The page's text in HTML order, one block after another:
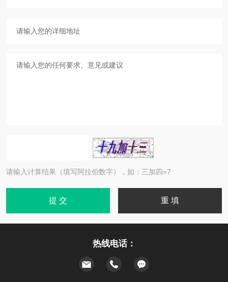
请输入计算结果（填写阿拉伯数字），如：三加四=7
热线电话：